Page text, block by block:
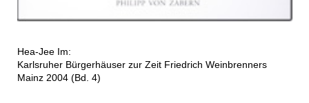
Hea-Jee Im:
Karlsruher Bürgerhäuser zur Zeit Friedrich Weinbrenners
Mainz 2004 (Bd. 4)